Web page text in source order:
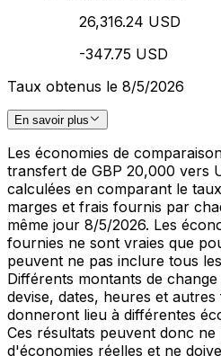
26,316.24 USD
-347.75 USD
Taux obtenus le 8/5/2026
En savoir plus
Les économies de
transfert de GBP 20,000 vers
calculées en comparant le
marges et frais fournis par
même jour 8/5/2026. Les
fournies ne sont vraies que
peuvent ne pas inclure tous
Différents montants de
devise, dates, heures et
donneront lieu à différentes
Ces résultats peuvent donc ne
d'économies réelles et ne